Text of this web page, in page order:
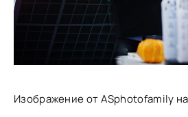
Изображение от ASphotofamily